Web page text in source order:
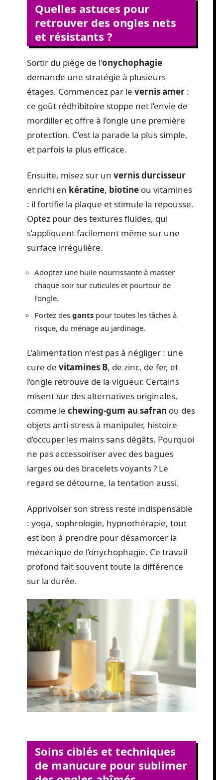
Quelles astuces pour
retrouver des ongles nets
et résistants ?
Sortir du piège de l’onychophagie
demande une stratégie à plusieurs
étages. Commencez par le vernis amer :
ce goût rédhibitoire stoppe net l’envie de
mordiller et offre à l’ongle une première
protection. C’est la parade la plus simple,
et parfois la plus efficace.
Ensuite, misez sur un vernis durcisseur
enrichi en kératine, biotine ou vitamines
: il fortifie la plaque et stimule la repousse.
Optez pour des textures fluides, qui
s’appliquent facilement même sur une
surface irrégulière.
Adoptez une huile nourrissante à masser
chaque soir sur cuticules et pourtour de
l’ongle.
Portez des gants pour toutes les tâches à
risque, du ménage au jardinage.
L’alimentation n’est pas à négliger : une
cure de vitamines B, de zinc, de fer, et
l’ongle retrouve de la vigueur. Certains
misent sur des alternatives originales,
comme le chewing-gum au safran ou des
objets anti-stress à manipuler, histoire
d’occuper les mains sans dégâts. Pourquoi
ne pas accessoiriser avec des bagues
larges ou des bracelets voyants ? Le
regard se détourne, la tentation aussi.
Apprivoiser son stress reste indispensable
: yoga, sophrologie, hypnothérapie, tout
est bon à prendre pour désamorcer la
mécanique de l’onychophagie. Ce travail
profond fait souvent toute la différence
sur la durée.
Soins ciblés et techniques
de manucure pour sublimer